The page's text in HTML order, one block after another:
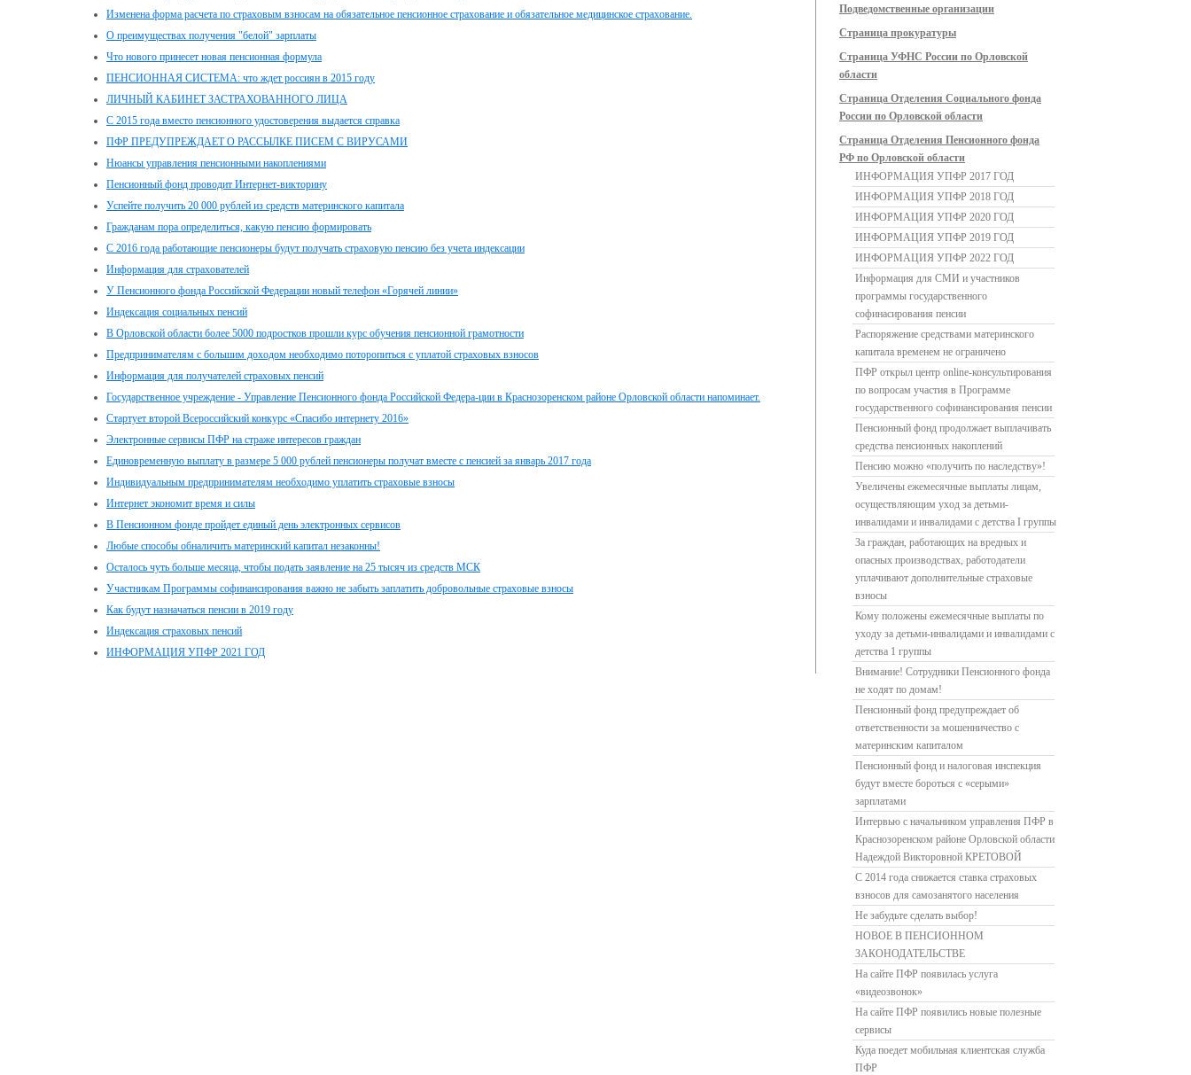
Изменена форма расчета по страховым взносам на обязательное пенсионное страхование и обязательное медицинское страхование.
О преимуществах получения "белой" зарплаты
Что нового принесет новая пенсионная формула
ПЕНСИОННАЯ СИСТЕМА: что ждет россиян в 2015 году
ЛИЧНЫЙ КАБИНЕТ ЗАСТРАХОВАННОГО ЛИЦА
С 2015 года вместо пенсионного удостоверения выдается справка
ПФР ПРЕДУПРЕЖДАЕТ О РАССЫЛКЕ ПИСЕМ С ВИРУСАМИ
Нюансы управления пенсионными накоплениями
Пенсионный фонд проводит Интернет-викторину
Успейте получить 20 000 рублей из средств материнского капитала
Гражданам пора определиться, какую пенсию формировать
С 2016 года работающие пенсионеры будут получать страховую пенсию без учета индексации
Информация для страхователей
У Пенсионного фонда Российской Федерации новый телефон «Горячей линии»
Индексация социальных пенсий
В Орловской области более 5000 подростков прошли курс обучения пенсионной грамотности
Предпринимателям с большим доходом необходимо поторопиться с уплатой страховых взносов
Информация для получателей страховых пенсий
Государственное учреждение - Управление Пенсионного фонда Российской Федера-ции в Краснозоренском районе Орловской области напоминает.
Стартует второй Всероссийский конкурс «Спасибо интернету 2016»
Электронные сервисы ПФР на страже интересов граждан
Единовременную выплату в размере 5 000 рублей пенсионеры получат вместе с пенсией за январь 2017 года
Индивидуальным предпринимателям необходимо уплатить страховые взносы
Интернет экономит время и силы
В Пенсионном фонде пройдет единый день электронных сервисов
Любые способы обналичить материнский капитал незаконны!
Осталось чуть больше месяца, чтобы подать заявление на 25 тысяч из средств МСК
Участникам Программы софинансирования важно не забыть заплатить добровольные страховые взносы
Как будут назначаться пенсии в 2019 году
Индексация страховых пенсий
ИНФОРМАЦИЯ УПФР 2021 ГОД
Подведомственные организации
Страница прокуратуры
Страница УФНС России по Орловской
области
Страница Отделения Социального фонда
России по Орловской области
Страница Отделения Пенсионного фонда
РФ по Орловской области
ИНФОРМАЦИЯ УПФР 2017 ГОД
ИНФОРМАЦИЯ УПФР 2018 ГОД
ИНФОРМАЦИЯ УПФР 2020 ГОД
ИНФОРМАЦИЯ УПФР 2019 ГОД
ИНФОРМАЦИЯ УПФР 2022 ГОД
Информация для СМИ и участников
программы государственного
софинасирования пенсии
Распоряжение средствами материнского
капитала временем не ограничено
ПФР открыл центр online-консультирования
по вопросам участия в Программе
государственного софинансирования пенсии
Пенсионный фонд продолжает выплачивать
средства пенсионных накоплений
Пенсию можно «получить по наследству»!
Увеличены ежемесячные выплаты лицам,
осуществляющим уход за детьми-
инвалидами и инвалидами с детства I группы
За граждан, работающих на вредных и
опасных производствах, работодатели
уплачивают дополнительные страховые
взносы
Кому положены ежемесячные выплаты по
уходу за детьми-инвалидами и инвалидами с
детства 1 группы
Внимание! Сотрудники Пенсионного фонда
не ходят по домам!
Пенсионный фонд предупреждает об
ответственности за мошенничество с
материнским капиталом
Пенсионный фонд и налоговая инспекция
будут вместе бороться с «серыми»
зарплатами
Интервью с начальником управления ПФР в
Краснозоренском районе Орловской области
Надеждой Викторовной КРЕТОВОЙ
С 2014 года снижается ставка страховых
взносов для самозанятого населения
Не забудьте сделать выбор!
НОВОЕ В ПЕНСИОННОМ
ЗАКОНОДАТЕЛЬСТВЕ
На сайте ПФР появилась услуга
«видеозвонок»
На сайте ПФР появились новые полезные
сервисы
Куда поедет мобильная клиентская служба
ПФР